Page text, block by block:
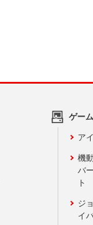
ゲー
ア
機
バ
ト
ジ
イ